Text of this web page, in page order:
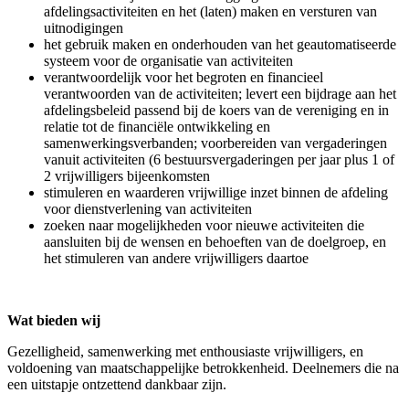
afdelingsactiviteiten en het (laten) maken en versturen van
uitnodigingen
het gebruik maken en onderhouden van het geautomatiseerde
systeem voor de organisatie van activiteiten
verantwoordelijk voor het begroten en financieel
verantwoorden van de activiteiten; levert een bijdrage aan het
afdelingsbeleid passend bij de koers van de vereniging en in
relatie tot de financiële ontwikkeling en
samenwerkingsverbanden; voorbereiden van vergaderingen
vanuit activiteiten (6 bestuursvergaderingen per jaar plus 1 of
2 vrijwilligers bijeenkomsten
stimuleren en waarderen vrijwillige inzet binnen de afdeling
voor dienstverlening van activiteiten
zoeken naar mogelijkheden voor nieuwe activiteiten die
aansluiten bij de wensen en behoeften van de doelgroep, en
het stimuleren van andere vrijwilligers daartoe
Wat bieden wij
Gezelligheid, samenwerking met enthousiaste vrijwilligers, en
voldoening van maatschappelijke betrokkenheid. Deelnemers die na
een uitstapje ontzettend dankbaar zijn.